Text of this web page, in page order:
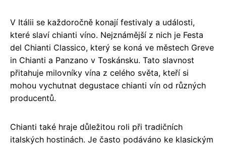
V Itálii se každoročně konají festivaly a události,
které slaví chianti víno. Nejznámější z nich je Festa
del Chianti Classico, který se koná ve městech Greve
in Chianti a Panzano v Toskánsku. Tato slavnost
přitahuje milovníky vína z celého světa, kteří si
mohou vychutnat degustace chianti vín od různých
producentů.
Chianti také hraje důležitou roli při tradičních
italských hostinách. Je často podáváno ke klasickým